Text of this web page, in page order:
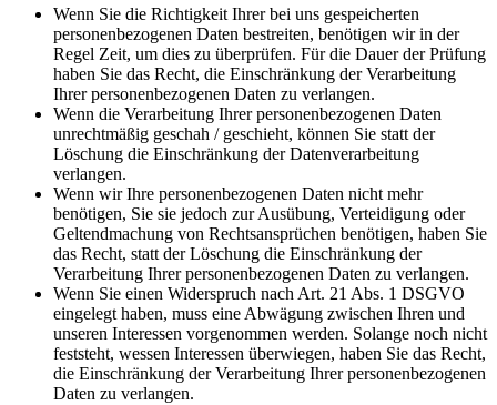
Wenn Sie die Richtigkeit Ihrer bei uns gespeicherten
personenbezogenen Daten bestreiten, benötigen wir in der
Regel Zeit, um dies zu überprüfen. Für die Dauer der Prüfung
haben Sie das Recht, die Einschränkung der Verarbeitung
Ihrer personenbezogenen Daten zu verlangen.
Wenn die Verarbeitung Ihrer personenbezogenen Daten
unrechtmäßig geschah / geschieht, können Sie statt der
Löschung die Einschränkung der Datenverarbeitung
verlangen.
Wenn wir Ihre personenbezogenen Daten nicht mehr
benötigen, Sie sie jedoch zur Ausübung, Verteidigung oder
Geltendmachung von Rechtsansprüchen benötigen, haben Sie
das Recht, statt der Löschung die Einschränkung der
Verarbeitung Ihrer personenbezogenen Daten zu verlangen.
Wenn Sie einen Widerspruch nach Art. 21 Abs. 1 DSGVO
eingelegt haben, muss eine Abwägung zwischen Ihren und
unseren Interessen vorgenommen werden. Solange noch nicht
feststeht, wessen Interessen überwiegen, haben Sie das Recht,
die Einschränkung der Verarbeitung Ihrer personenbezogenen
Daten zu verlangen.